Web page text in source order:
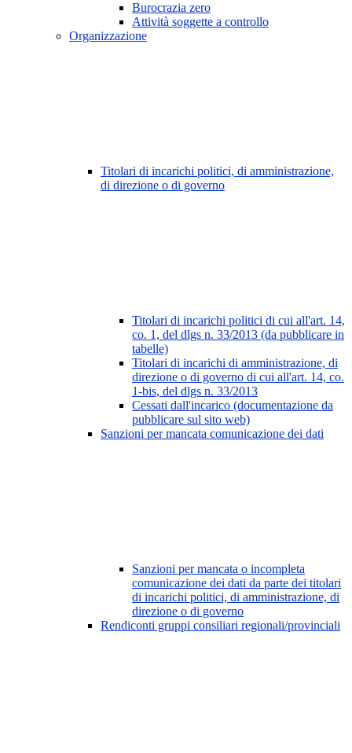
Burocrazia zero
Attività soggette a controllo
Organizzazione
Titolari di incarichi politici, di amministrazione,
di direzione o di governo
Titolari di incarichi politici di cui all'art. 14,
co. 1, del dlgs n. 33/2013 (da pubblicare in
tabelle)
Titolari di incarichi di amministrazione, di
direzione o di governo di cui all'art. 14, co.
1-bis, del dlgs n. 33/2013
Cessati dall'incarico (documentazione da
pubblicare sul sito web)
Sanzioni per mancata comunicazione dei dati
Sanzioni per mancata o incompleta
comunicazione dei dati da parte dei titolari
di incarichi politici, di amministrazione, di
direzione o di governo
Rendiconti gruppi consiliari regionali/provinciali